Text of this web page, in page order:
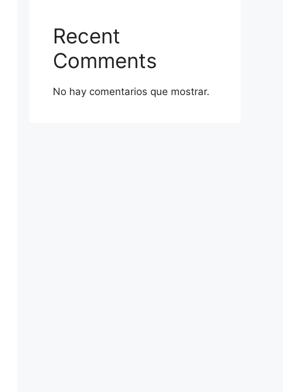
Recent
Comments
No hay comentarios que mostrar.